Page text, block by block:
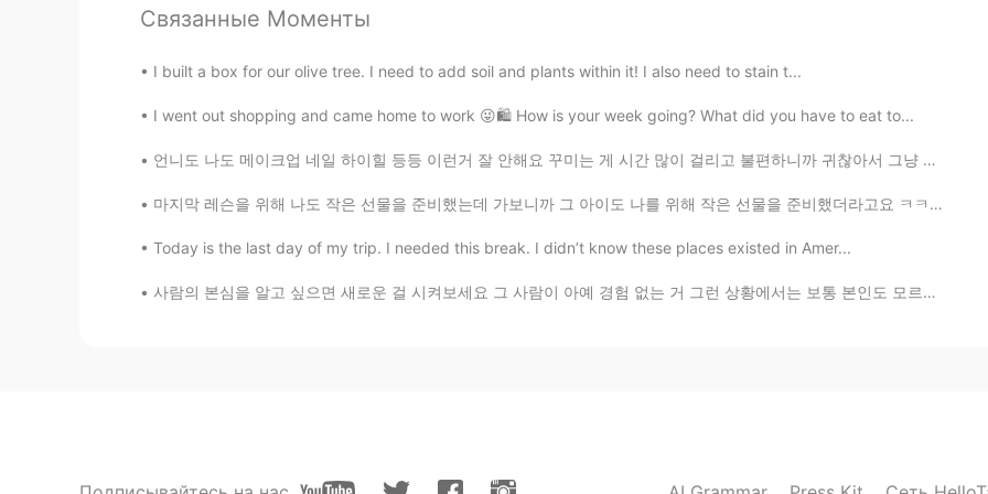
KR JP
"신남"과 "화남"은 어떻게 보면 종이 한장의 차이인거 같아요😄
스타제이 2019.04.25 20:23
KR CN
이런거 좋아요
도현 2019.04.25 18:48
@올리 아하 감사합니다ㅎㅎ
Связанные Моменты
I built a box for our olive tree. I need to add soil and plants within it! I also need to stain t...
I went out shopping and came home to work 😜🛍 How is your week going? What did you have to eat to...
언니도 나도 메이크업 네일 하이힐 등등 이런거 잘 안해요 꾸미는 게 시간 많이 걸리고 불편하니까 귀찮아서 그냥 아예 안 하게 돼요 ㅋㅋㅋㅋ 그래서 집 돌아왔을 때 언니가 뜬...
마지막 레슨을 위해 나도 작은 선물을 준비했는데 가보니까 그 아이도 나를 위해 작은 선물을 준비했더라고요 ㅋㅋㅋ 사진에는 잘 안 보이겠지만 'Last Day'라고 썼어요 밑...
Today is the last day of my trip. I needed this break. I didn’t know these places existed in Amer...
사람의 본심을 알고 싶으면 새로운 걸 시켜보세요 그 사람이 아예 경험 없는 거 그런 상황에서는 보통 본인도 모르게 모든 생각을 솔직하게 내뱉는 경향이 있거든요 ㅋㅋㅋ 초보자...